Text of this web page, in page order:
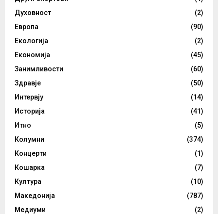
Духовност
(2)
Европа
(90)
Екологија
(2)
Економија
(45)
Занимливости
(60)
Здравје
(50)
Интервју
(14)
Историја
(41)
Итно
(5)
Колумни
(374)
Концерти
(1)
Кошарка
(7)
Култура
(10)
Македонија
(787)
Медиуми
(2)